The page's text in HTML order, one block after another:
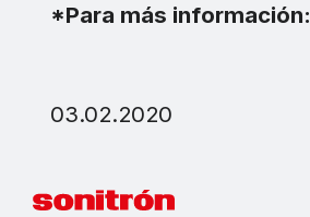
*Para más información:
03.02.2020